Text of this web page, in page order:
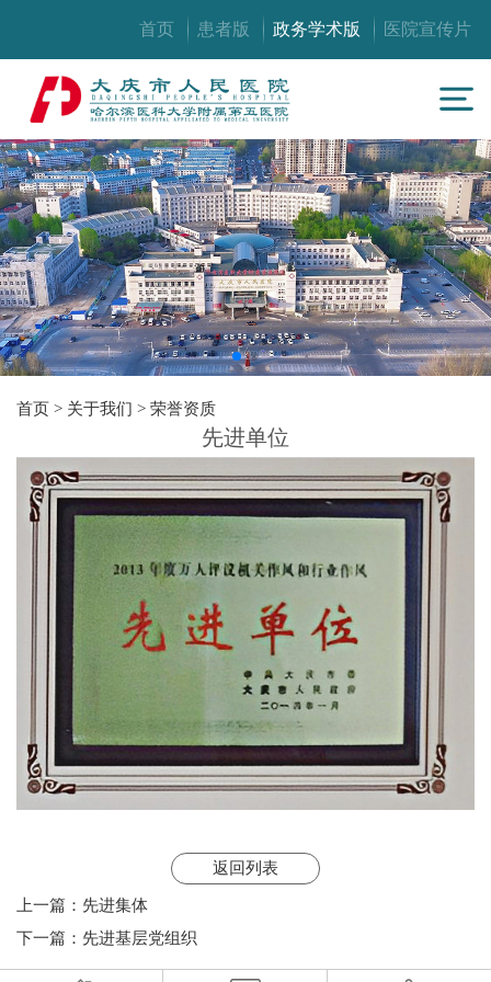
首页 患者版 政务学术版 医院宣传片
首页 > 关于我们 >荣誉资质
先进单位
返回列表
上一篇： 先进集体
下一篇： 先进基层党组织